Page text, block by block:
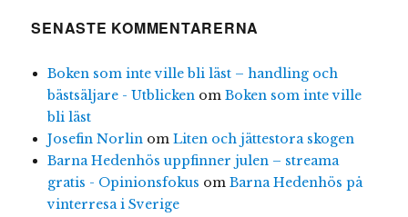
SENASTE KOMMENTARERNA
Boken som inte ville bli läst – handling och
bästsäljare - Utblickenom Boken som inte ville
bli läst
Josefin Norlinom Liten och jättestora skogen
Barna Hedenhös uppfinner julen – streama
gratis - Opinionsfokus om Barna Hedenhös på
vinterresa i Sverige